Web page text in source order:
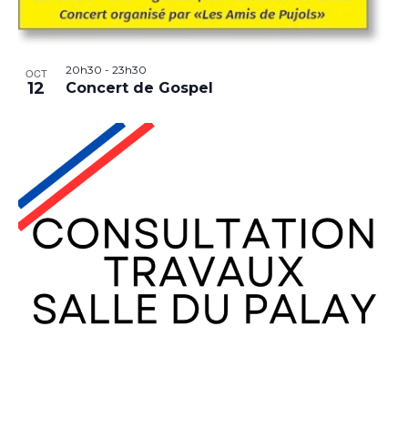
OCT
12
20h30 - 23h30
Concert de Gospel